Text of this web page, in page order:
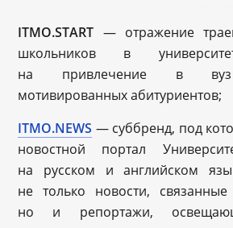
ITMO.START — отражение
школьников в
на привлечение в вуз
мотивированных абитуриентов;
ITMO.NEWS — суббренд, под
новостной портал
на русском и английском
не только новости,
но и репортажи,